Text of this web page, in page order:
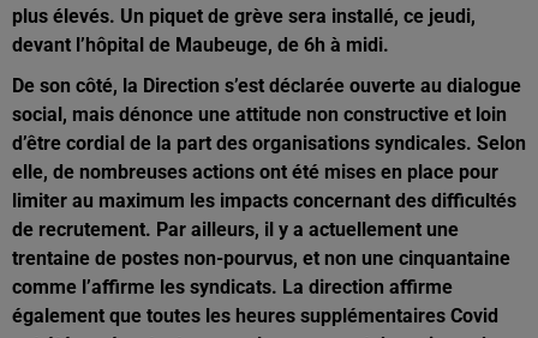
plus élevés. Un piquet de grève sera installé, ce jeudi,
devant l’hôpital de Maubeuge, de 6h à midi.
De son côté, la Direction s’est déclarée ouverte au dialogue
social, mais dénonce une attitude non constructive et loin
d’être cordial de la part des organisations syndicales. Selon
elle, de nombreuses actions ont été mises en place pour
limiter au maximum les impacts concernant des difficultés
de recrutement. Par ailleurs, il y a actuellement une
trentaine de postes non-pourvus, et non une cinquantaine
comme l’affirme les syndicats. La direction affirme
également que toutes les heures supplémentaires Covid